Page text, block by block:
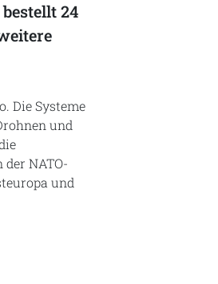
24
Die Systeme
und
NATO-
und